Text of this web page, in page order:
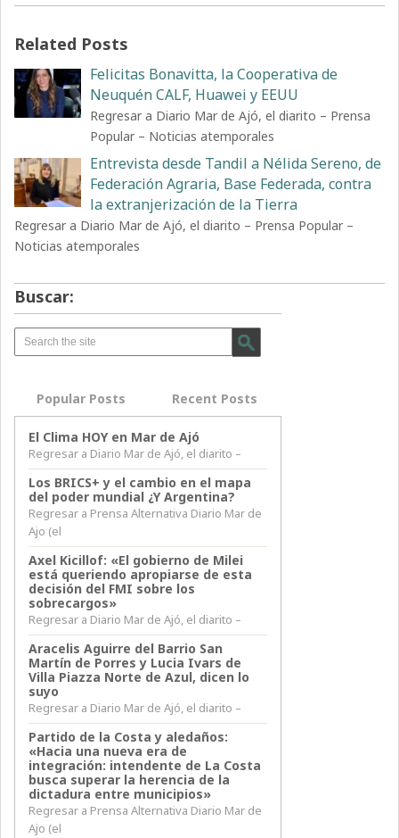
Related Posts
Felicitas Bonavitta, la Cooperativa de
Neuquén CALF, Huawei y EEUU
Regresar a Diario Mar de Ajó, el diarito – Prensa
Popular – Noticias atemporales
Entrevista desde Tandil a Nélida Sereno, de
Federación Agraria, Base Federada, contra
la extranjerización de la Tierra
Regresar a Diario Mar de Ajó, el diarito – Prensa Popular –
Noticias atemporales
Buscar:
Popular Posts Recent Posts
El Clima HOY en Mar de Ajó
Regresar a Diario Mar de Ajó, el diarito –
Los BRICS+ y el cambio en el mapa
del poder mundial ¿Y Argentina?
Regresar a Prensa Alternativa Diario Mar de
Ajo (el
Axel Kicillof: «El gobierno de Milei
está queriendo apropiarse de esta
decisión del FMI sobre los
sobrecargos»
Regresar a Diario Mar de Ajó, el diarito –
Aracelis Aguirre del Barrio San
Martín de Porres y Lucia Ivars de
Villa Piazza Norte de Azul, dicen lo
suyo
Regresar a Diario Mar de Ajó, el diarito –
Partido de la Costa y aledaños:
«Hacia una nueva era de
integración: intendente de La Costa
busca superar la herencia de la
dictadura entre municipios»
Regresar a Prensa Alternativa Diario Mar de
Ajo (el